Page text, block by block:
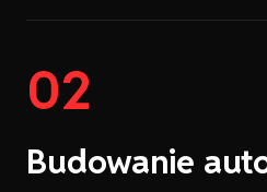
02
Budowanie